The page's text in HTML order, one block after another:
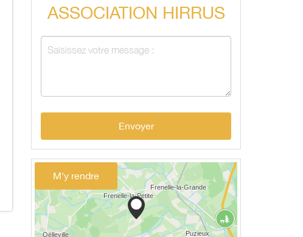
ASSOCIATION HIRRUS
Envoyer
M'y rendre